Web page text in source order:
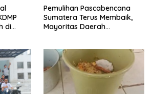
di
Pemulihan Pascabencana
Sumatera Terus Membaik,
Mayoritas Daerah